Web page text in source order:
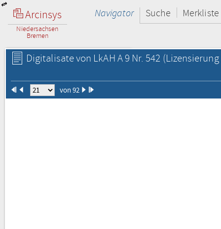
Arcinsys
Niedersachsen
Bremen
Navigator Suche Merkliste
Digitalisate von LkAH A 9 Nr. 542
von 92